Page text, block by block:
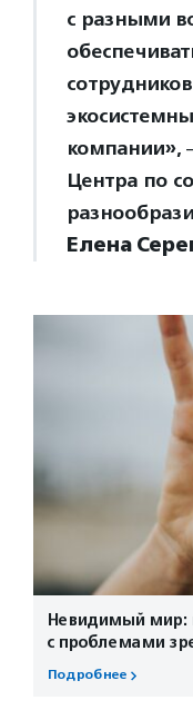
с разными
компании»,
Центра по
Елена
Невидимый мир:
с проблемами
Подробнее